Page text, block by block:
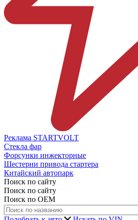
Реклама STARTVOLT
Стекла фар
Форсунки инжекторные
Шестерни привода стартера
Китайский автопарк
Поиск по сайту
Поиск по сайту
Поиск по ОЕМ